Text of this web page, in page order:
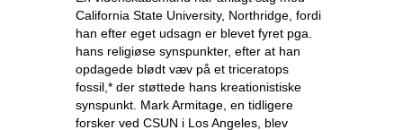
California State University, Northridge, fordi
han efter eget udsagn er blevet fyret pga.
hans religiøse synspunkter, efter at han
opdagede blødt væv på et triceratops
fossil,* der støttede hans kreationistiske
synspunkt. Mark Armitage, en tidligere
forsker ved CSUN i Los Angeles, blev